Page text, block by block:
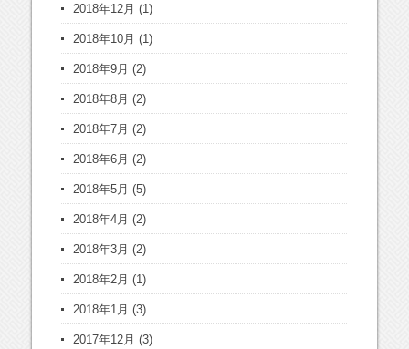
2018年12月 (1)
2018年10月 (1)
2018年9月 (2)
2018年8月 (2)
2018年7月 (2)
2018年6月 (2)
2018年5月 (5)
2018年4月 (2)
2018年3月 (2)
2018年2月 (1)
2018年1月 (3)
2017年12月 (3)